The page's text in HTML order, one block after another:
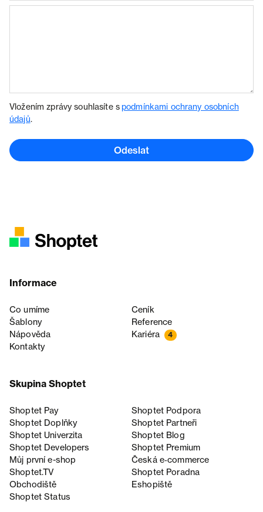
Vložením zprávy souhlasíte spodmínkami ochrany osobních
údajů.
Odeslat
Informace
Co umíme
Ceník
Šablony
Reference
Nápověda
Kariéra 4
Kontakty
Skupina Shoptet
Shoptet Pay
Shoptet Podpora
Shoptet Doplňky
Shoptet Partneři
Shoptet Univerzita
Shoptet Blog
Shoptet Developers
Shoptet Premium
Můj první e-shop
Česká e‑commerce
Shoptet.TV
Shoptet Poradna
Obchodiště
Eshopiště
Shoptet Status